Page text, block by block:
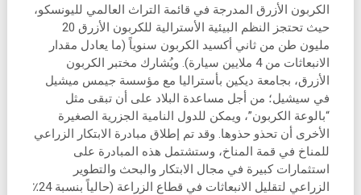
الكربون الأزرق المدرجة في قائمة التراث العالمي لليونسكو،
حيث تحتجز النظم البيئية الأسترالية للكربون الأزرق 20
مليون طن من ثاني أكسيد الكربون سنوياً (ما يعادل مقدار
الانبعاثات من 4 ملايين سيارة). ويُشارك مختبر الكربون
الأزرق، بجامعة ديكين بأستراليا مع مؤسسة جيمس ميشيل
في سيشيل؛ من أجل مساعدة البلاد على أن تبقى مثل
“بالوعة الكربون”، ويمكن للدول النامية الجزرية الصغيرة
الأخرى أن تحذو حذوها. وقد تم إطلاق مبادرة الابتكار الزراعي
للمناخ في قمة المناخ، وستشتمل هذه المبادرة على
استثمارات كبيرة في مجال الابتكار والبحث والتطوير
الزراعي لتقليل الانبعاثات في قطاع الزراعة (حالياً بنسبة 24٪